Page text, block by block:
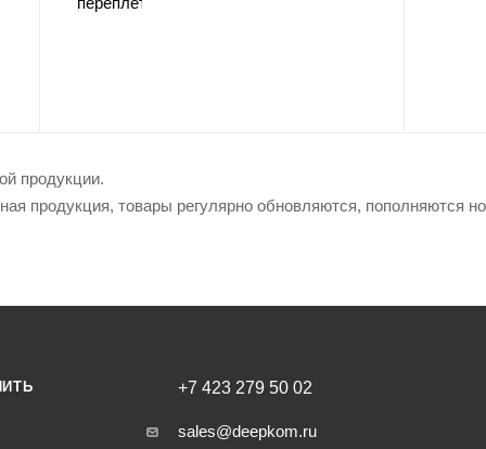
продукции.
продукция, товары регулярно обновляются, пополняются
+7 423 279 50 02
sales@deepkom.ru